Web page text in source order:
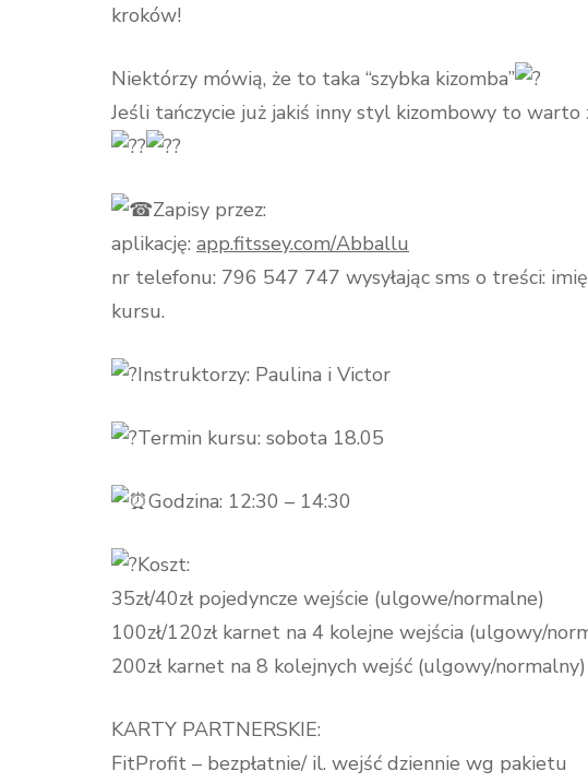
kroków!
Niektórzy mówią, że to taka “szybka kizomba”
Jeśli tańczycie już jakiś inny styl kizombowy to warto
Zapisy przez:
aplikację: app.fitssey.com/Abballu
nr telefonu: 796 547 747 wysyłając sms o treści:
kursu.
Instruktorzy: Paulina i Victor
Termin kursu: sobota 18.05
Godzina: 12:30 – 14:30
Koszt:
35zł/40zł pojedyncze wejście (ulgowe/normalne)
100zł/120zł karnet na 4 kolejne wejścia (ulgowy/
200zł karnet na 8 kolejnych wejść (ulgowy/normalny)
KARTY PARTNERSKIE:
FitProfit – bezpłatnie/ il. wejść dziennie wg pakietu